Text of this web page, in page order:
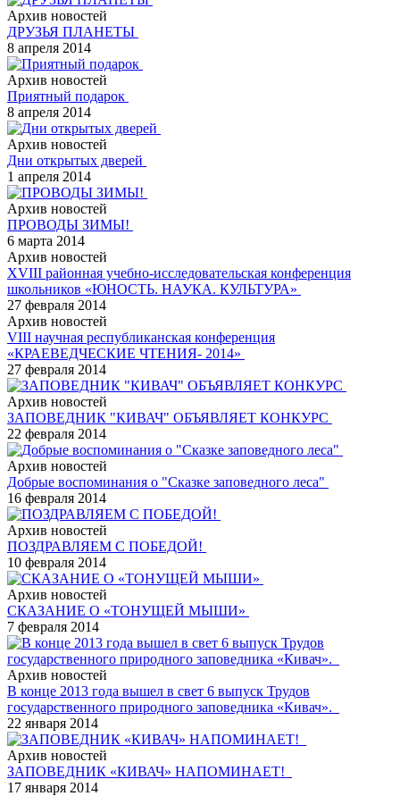
Архив новостей
ДРУЗЬЯ ПЛАНЕТЫ
8 апреля 2014
Архив новостей
Приятный подарок
8 апреля 2014
Архив новостей
Дни открытых дверей
1 апреля 2014
Архив новостей
ПРОВОДЫ ЗИМЫ!
6 марта 2014
Архив новостей
XVIII районная учебно-исследовательская конференция
школьников «ЮНОСТЬ. НАУКА. КУЛЬТУРА»
27 февраля 2014
Архив новостей
VIII научная республиканская конференция
«КРАЕВЕДЧЕСКИЕ ЧТЕНИЯ- 2014»
27 февраля 2014
Архив новостей
ЗАПОВЕДНИК "КИВАЧ" ОБЪЯВЛЯЕТ КОНКУРС
22 февраля 2014
Архив новостей
Добрые воспоминания о "Сказке заповедного леса"
16 февраля 2014
Архив новостей
ПОЗДРАВЛЯЕМ С ПОБЕДОЙ!
10 февраля 2014
Архив новостей
СКАЗАНИЕ О «ТОНУЩЕЙ МЫШИ»
7 февраля 2014
Архив новостей
В конце 2013 года вышел в свет 6 выпуск Трудов
государственного природного заповедника «Кивач».
22 января 2014
Архив новостей
ЗАПОВЕДНИК «КИВАЧ» НАПОМИНАЕТ!
17 января 2014